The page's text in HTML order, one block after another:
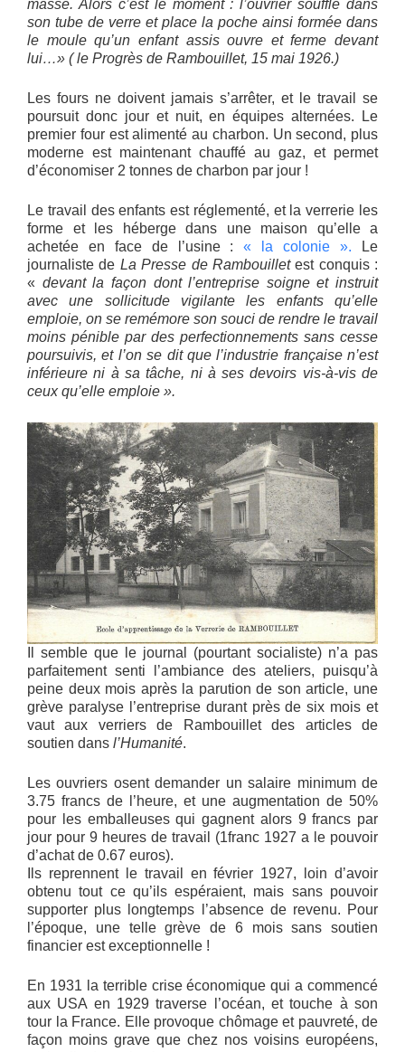
masse. Alors c’est le moment : l’ouvrier souffle dans
son tube de verre et place la poche ainsi formée dans
le moule qu’un enfant assis ouvre et ferme devant
lui…» ( le Progrès de Rambouillet, 15 mai 1926.)
Les fours ne doivent jamais s’arrêter, et le travail se
poursuit donc jour et nuit, en équipes alternées. Le
premier four est alimenté au charbon. Un second, plus
moderne est maintenant chauffé au gaz, et permet
d’économiser 2 tonnes de charbon par jour !
Le travail des enfants est réglementé, et la verrerie les
forme et les héberge dans une maison qu’elle a
achetée en face de l’usine :« la colonie ». Le
journaliste de La Presse de Rambouilletest conquis :
« devant la façon dont l’entreprise soigne et instruit
avec une sollicitude vigilante les enfants qu’elle
emploie, on se remémore son souci de rendre le travail
moins pénible par des perfectionnements sans cesse
poursuivis, et l’on se dit que l’industrie française n’est
inférieure ni à sa tâche, ni à ses devoirs vis-à-vis de
ceux qu’elle emploie ».
Il semble que le journal (pourtant socialiste) n’a pas
parfaitement senti l’ambiance des ateliers, puisqu’à
peine deux mois après la parution de son article, une
grève paralyse l’entreprise durant près de six mois et
vaut aux verriers de Rambouillet des articles de
soutien dans l’Humanité.
Les ouvriers osent demander un salaire minimum de
3.75 francs de l’heure, et une augmentation de 50%
pour les emballeuses qui gagnent alors 9 francs par
jour pour 9 heures de travail (1franc 1927 a le pouvoir
d’achat de 0.67 euros).
Ils reprennent le travail en février 1927, loin d’avoir
obtenu tout ce qu’ils espéraient, mais sans pouvoir
supporter plus longtemps l’absence de revenu. Pour
l’époque, une telle grève de 6 mois sans soutien
financier est exceptionnelle !
En 1931 la terrible crise économique qui a commencé
aux USA en 1929 traverse l’océan, et touche à son
tour la France. Elle provoque chômage et pauvreté, de
façon moins grave que chez nos voisins européens,